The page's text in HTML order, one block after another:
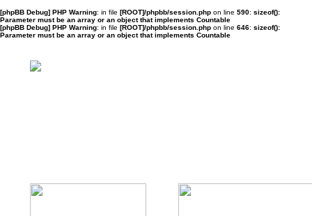
[phpBB Debug] PHP Warning: in file [ROOT]/phpbb/session.php on line 590: sizeof():
Parameter must be an array or an object that implements Countable
[phpBB Debug] PHP Warning: in file [ROOT]/phpbb/session.php on line 646: sizeof():
Parameter must be an array or an object that implements Countable